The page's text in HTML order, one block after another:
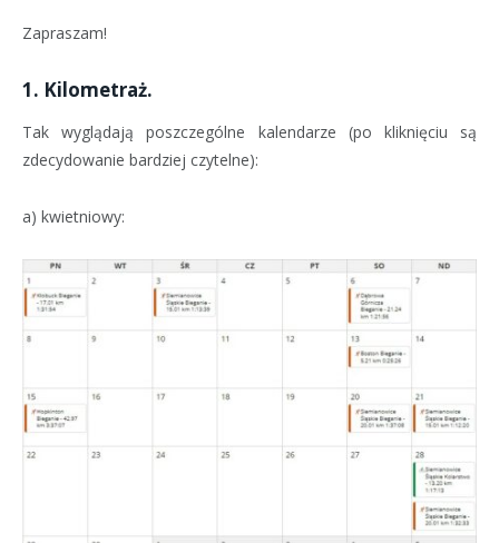
Zapraszam!
1. Kilometraż.
Tak wyglądają poszczególne kalendarze (po kliknięciu są
zdecydowanie bardziej czytelne):
a) kwietniowy: